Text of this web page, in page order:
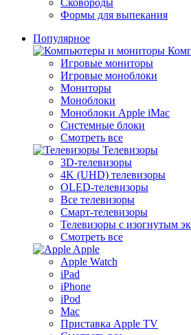
Сковороды
Формы для выпекания
Популярное
Игровые мониторы
Игровые моноблоки
Мониторы
Моноблоки
Моноблоки Apple iMac
Системные блоки
Смотреть все
Телевизоры
3D-телевизоры
4K (UHD) телевизоры
OLED-телевизоры
Все телевизоры
Смарт-телевизоры
Телевизоры с изогнутым
Смотреть все
Apple
Apple Watch
iPad
iPhone
iPod
Mac
Приставка Apple TV